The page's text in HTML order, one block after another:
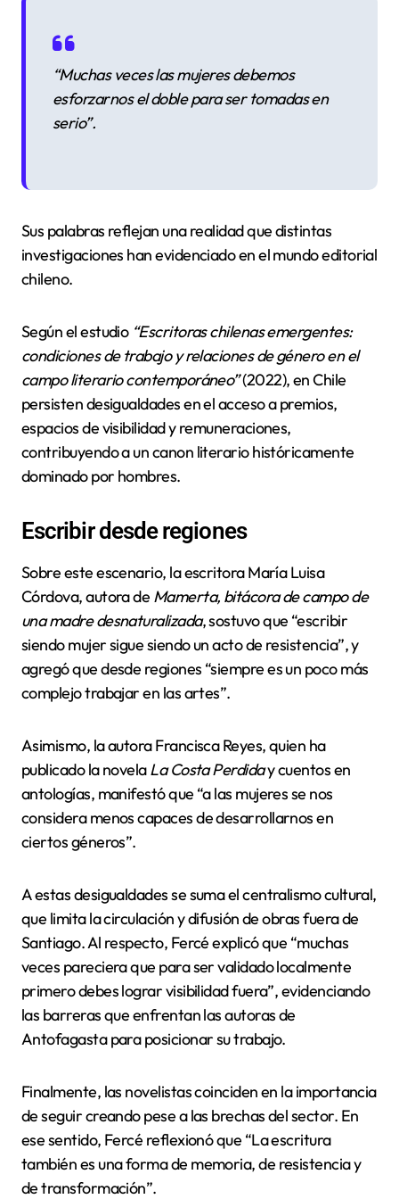
“Muchas veces las mujeres debemos
esforzarnos el doble para ser tomadas en
serio”.
Sus palabras reflejan una realidad que distintas
investigaciones han evidenciado en el mundo editorial
chileno.
Según el estudio “Escritoras chilenas emergentes:
condiciones de trabajo y relaciones de género en el
campo literario contemporáneo”(2022), en Chile
persisten desigualdades en el acceso a premios,
espacios de visibilidad y remuneraciones,
contribuyendo a un canon literario históricamente
dominado por hombres.
Escribir desde regiones
Sobre este escenario, la escritora María Luisa
Córdova, autora de Mamerta, bitácora de campo de
una madre desnaturalizada, sostuvo que “escribir
siendo mujer sigue siendo un acto de resistencia”, y
agregó que desde regiones “siempre es un poco más
complejo trabajar en las artes”.
Asimismo, la autora Francisca Reyes, quien ha
publicado la novelaLa Costa Perdiday cuentos en
antologías, manifestó que “a las mujeres se nos
considera menos capaces de desarrollarnos en
ciertos géneros”.
A estas desigualdades se suma el centralismo cultural,
que limita la circulación y difusión de obras fuera de
Santiago. Al respecto, Fercé explicó que “muchas
veces pareciera que para ser validado localmente
primero debes lograr visibilidad fuera”, evidenciando
las barreras que enfrentan las autoras de
Antofagasta para posicionar su trabajo.
Finalmente, las novelistas coinciden en la importancia
de seguir creando pese a las brechas del sector. En
ese sentido, Fercé reflexionó que “La escritura
también es una forma de memoria, de resistencia y
de transformación”.